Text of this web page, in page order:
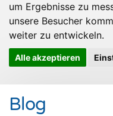
um Ergebnisse zu
unsere Besucher
weiter zu entwickeln.
Alle akzeptieren
Blog